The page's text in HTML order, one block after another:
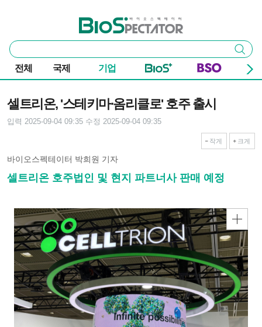
바이오스펙테이터
통
합
검
색
검색
전체 국제 기업
셀트리온, '스테키마∙옴리클로' 호주 출시
입력 2025-09-04 09:35 수정 2025-09-04 09:35
작게 크게
바이오스펙테이터 박희원 기자
셀트리온 호주법인 및 현지 파트너사 판매 예정